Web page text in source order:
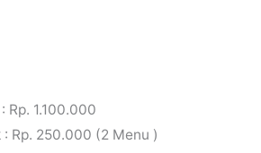
Rp. 1.100.000
: Rp. 250.000 (2 Menu )